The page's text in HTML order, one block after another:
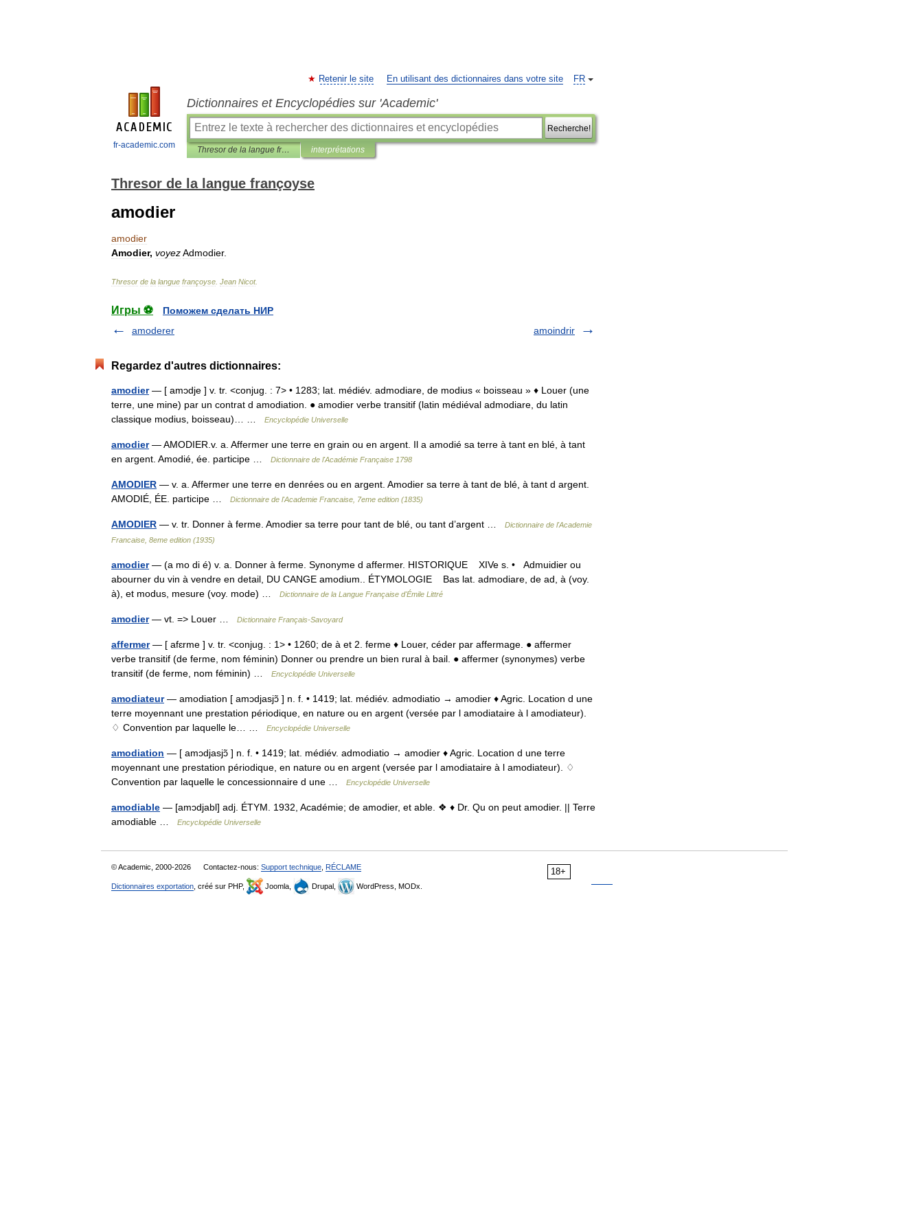
fr-academic.com
FR
Retenir le site En utilisant des dictionnaires dans votre site
Dictionnaires et Encyclopédies sur 'Academic'
Recherche!
Thresor de la langue françoyse interprétations
Thresor de la langue françoyse
amodier
amodier
Amodier, voyezAdmodier.
Thresor de la langue françoyse Jean Nicot.
Игры ⚽
Поможем сделать НИР
amoderer
amoindrir
Regardez d'autres dictionnaires:
amodier— [ amɔdje ] v. tr. <conjug. : 7> • 1283; lat. médiév. admodiare, de modius « boisseau » ♦ Louer (une
terre, une mine) par un contrat d amodiation. ● amodier verbe transitif (latin médiéval admodiare, du latin
classique modius, boisseau)… …
Encyclopédie Universelle
amodier— AMODIER.v. a. Affermer une terre en grain ou en argent. Il a amodié sa terre à tant en blé, à tant
en argent. Amodié, ée. participe …
Dictionnaire de l'Académie Française 1798
AMODIER — v. a. Affermer une terre en denrées ou en argent. Amodier sa terre à tant de blé, à tant d argent.
AMODIÉ, ÉE. participe …
Dictionnaire de l'Academie Francaise, 7eme edition (1835)
AMODIER — v. tr. Donner à ferme. Amodier sa terre pour tant de blé, ou tant d’argent …
Dictionnaire de l'Academie
Francaise, 8eme edition (1935)
amodier— (a mo di é) v. a. Donner à ferme. Synonyme d affermer. HISTORIQUE XIVe s. • Admuidier ou
abourner du vin à vendre en detail, DU CANGE amodium.. ÉTYMOLOGIE Bas lat. admodiare, de ad, à (voy.
à), et modus, mesure (voy. mode) …
Dictionnaire de la Langue Française d'Émile Littré
amodier— vt. => Louer … Dictionnaire Français-Savoyard
affermer— [ afɛrme ] v. tr. <conjug. : 1> • 1260; de à et 2. ferme ♦ Louer, céder par affermage. ● affermer
verbe transitif (de ferme, nom féminin) Donner ou prendre un bien rural à bail. ● affermer (synonymes) verbe
transitif (de ferme, nom féminin) …
Encyclopédie Universelle
amodiateur— amodiation [ amɔdjasjɔ̃ ] n. f. • 1419; lat. médiév. admodiatio → amodier ♦ Agric. Location d une
terre moyennant une prestation périodique, en nature ou en argent (versée par l amodiataire à l amodiateur).
♢ Convention par laquelle le… …
Encyclopédie Universelle
amodiation — [ amɔdjasjɔ̃ ] n. f. • 1419; lat. médiév. admodiatio → amodier ♦ Agric. Location d une terre
moyennant une prestation périodique, en nature ou en argent (versée par l amodiataire à l amodiateur). ♢
Convention par laquelle le concessionnaire d une …
Encyclopédie Universelle
amodiable — [amɔdjabl] adj. ÉTYM. 1932, Académie; de amodier, et able. ❖ ♦ Dr. Qu on peut amodier. || Terre
amodiable …
Encyclopédie Universelle
18+
© Academic, 2000-2026 Contactez-nous: Support technique RÉCLAME
Dictionnaires exportation , créé sur PHP, Joomla, Drupal, WordPress, MODx.